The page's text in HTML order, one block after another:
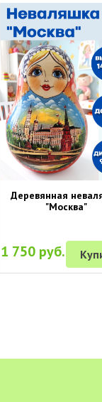
Деревянная
"Москва"
1 750 руб.